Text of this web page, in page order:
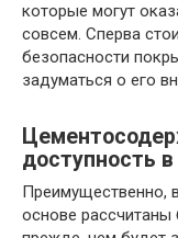
которые могут
совсем. Сперва
безопасности
задуматься о его
доступность
Преимущественно,
основе рассчитаны